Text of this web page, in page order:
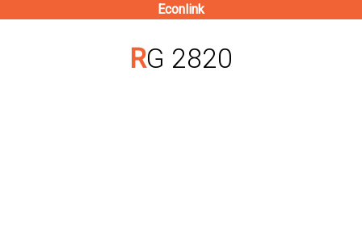
contenido
Econlink
RG 2820